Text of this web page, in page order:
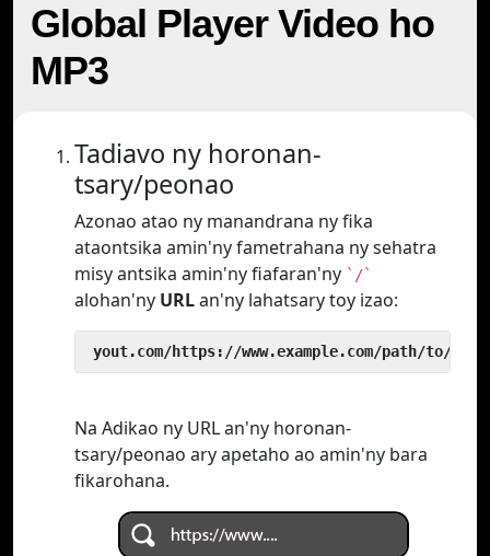
Global Player Video ho
MP3
Tadiavo ny horonan-
tsary/peonao
Azonao atao ny manandrana ny fika
ataontsika amin'ny fametrahana ny sehatra
misy antsika amin'ny fiafaran'ny `/`
alohan'ny URLan'ny lahatsary toy izao:
yout.com/https://www.example.com/path/to/
Na Adikao ny URL an'ny horonan-
tsary/peonao ary apetaho ao amin'ny bara
fikarohana.